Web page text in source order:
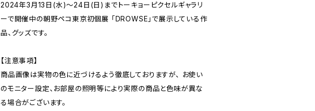
2024年3月13日(水)〜24日(日)までトーキョーピクセルギャラリ
ーで開催中の朝野ペコ東京初個展 「DROWSE」で展示している作
品、グッズです。
【注意事項】
商品画像は実物の色に近づけるよう徹底しておりますが、 お使い
のモニター設定、お部屋の照明等により実際の商品と色味が異な
る場合がございます。